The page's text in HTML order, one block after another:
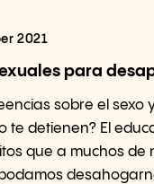
2021
para
sobre el sexo
te detienen? El
que a muchos